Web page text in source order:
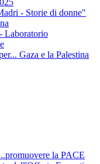
- Storie di donne"
Laboratorio
Gaza e la Palestina
la PACE